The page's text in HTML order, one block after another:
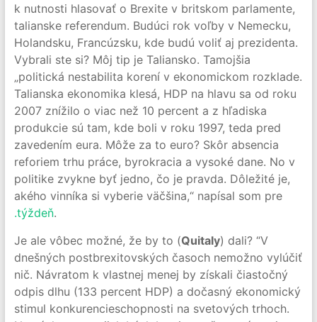
k nutnosti hlasovať o Brexite v britskom parlamente,
talianske referendum. Budúci rok voľby v Nemecku,
Holandsku, Francúzsku, kde budú voliť aj prezidenta.
Vybrali ste si? Môj tip je Taliansko. Tamojšia
„politická nestabilita korení v ekonomickom rozklade.
Talianska ekonomika klesá, HDP na hlavu sa od roku
2007 znížilo o viac než 10 percent a z hľadiska
produkcie sú tam, kde boli v roku 1997, teda pred
zavedením eura. Môže za to euro? Skôr absencia
reforiem trhu práce, byrokracia a vysoké dane. No v
politike zvykne byť jedno, čo je pravda. Dôležité je,
akého vinníka si vyberie väčšina,“ napísal som pre
.týždeň.
Je ale vôbec možné, že by to (Quitaly) dali? “V
dnešných postbrexitovských časoch nemožno vylúčiť
nič. Návratom k vlastnej menej by získali čiastočný
odpis dlhu (133 percent HDP) a dočasný ekonomický
stimul konkurencieschopnosti na svetových trhoch.